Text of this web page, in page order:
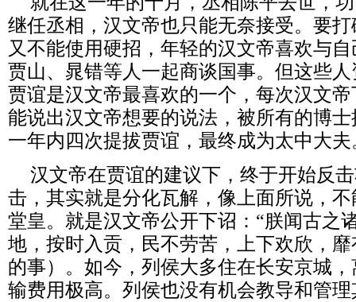
继任丞相，汉文帝也只能无奈接受。要
又不能使用硬招，年轻的汉文帝喜欢与
贾山、晁错等人一起商谈国事。但这些
贾谊是汉文帝最喜欢的一个，每次汉文
能说出汉文帝想要的说法，被所有的博
一年内四次提拔贾谊，最终成为太中大夫
汉文帝在贾谊的建议下，终于开始反
击，其实就是分化瓦解，像上面所说，
堂皇。就是汉文帝公开下诏：“朕闻古之
地，按时入贡，民不劳苦，上下欢欣，
的事）。如今，列侯大多住在长安京城
输费用极高。列侯也没有机会教导和管